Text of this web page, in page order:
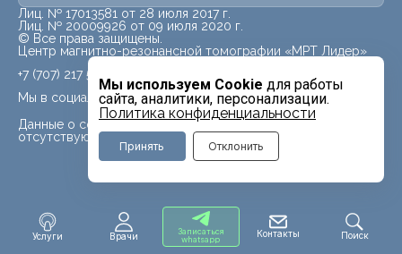
Услуги Врачи
Записаться
whatsapp
Контакты Поиск
Мы используем Cookie для работы
сайта, аналитики, персонализации.
Политика конфиденциальности
Принять Отклонить
Лиц. № 17013581 от 28 июля 2017 г.
Лиц. № 20009926 от 09 июля 2020 г.
© Все права защищены.
Центр магнитно-резонансной томографии «МРТ Лидер»
Мы в социальных сетях
Данные о социальных сетях для данного филиала
отсутствуют
+7 (707) 217 5840